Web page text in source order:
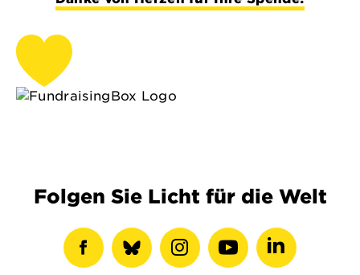
Folgen Sie Licht für die Welt
Facebook-
show
Instagram-Youtube-LinkedIN-